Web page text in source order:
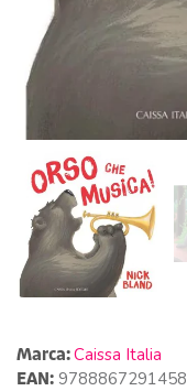
Marca:Caissa Italia
EAN: 9788867291458